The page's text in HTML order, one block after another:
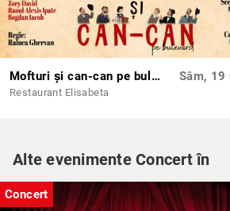
Mofturi și can-can pe bulevard
Restaurant Elisabeta
Sâm, 19
Alte evenimente Concert în
Concert